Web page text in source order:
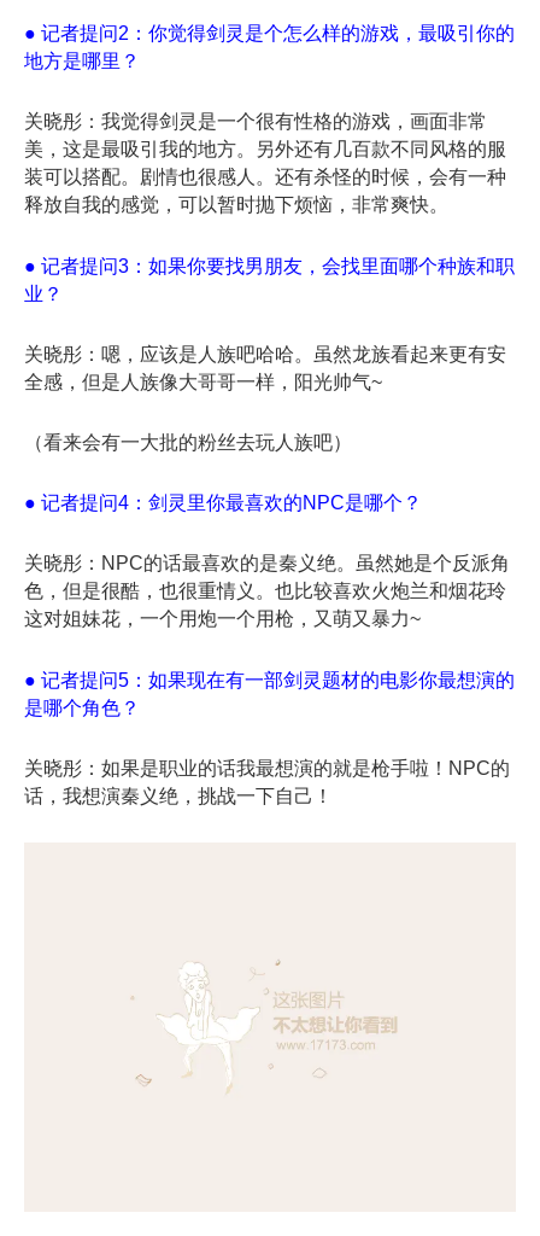
● 记者提问2：你觉得剑灵是个怎么样的游戏，最吸引你的
地方是哪里？
关晓彤：我觉得剑灵是一个很有性格的游戏，画面非常
美，这是最吸引我的地方。另外还有几百款不同风格的服
装可以搭配。剧情也很感人。还有杀怪的时候，会有一种
释放自我的感觉，可以暂时抛下烦恼，非常爽快。
● 记者提问3：如果你要找男朋友，会找里面哪个种族和职
业？
关晓彤：嗯，应该是人族吧哈哈。虽然龙族看起来更有安
全感，但是人族像大哥哥一样，阳光帅气~
（看来会有一大批的粉丝去玩人族吧）
● 记者提问4：剑灵里你最喜欢的NPC是哪个？
关晓彤：NPC的话最喜欢的是秦义绝。虽然她是个反派角
色，但是很酷，也很重情义。也比较喜欢火炮兰和烟花玲
这对姐妹花，一个用炮一个用枪，又萌又暴力~
● 记者提问5：如果现在有一部剑灵题材的电影你最想演的
是哪个角色？
关晓彤：如果是职业的话我最想演的就是枪手啦！NPC的
话，我想演秦义绝，挑战一下自己！